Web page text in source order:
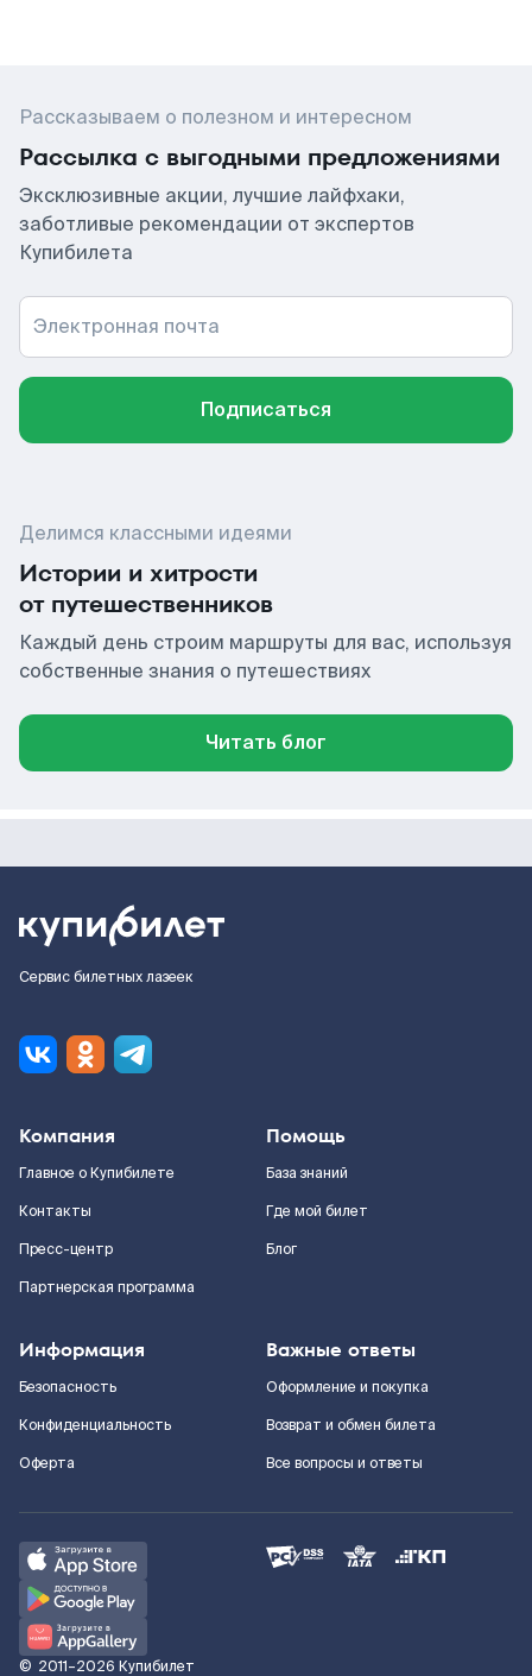
Рассказываем о полезном и интересном
Рассылка с выгодными предложениями
Эксклюзивные акции, лучшие лайфхаки,
заботливые рекомендации от экспертов
Купибилета
Электронная почта
Подписаться
Делимся классными идеями
Истории и хитрости
от путешественников
Каждый день строим маршруты для вас, используя
собственные знания о путешествиях
Читать блог
Сервис билетных лазеек
Компания
Главное о Купибилете
Контакты
Пресс-центр
Партнерская программа
Помощь
База знаний
Где мой билет
Блог
Информация
Безопасность
Конфиденциальность
Оферта
Важные ответы
Оформление и покупка
Возврат и обмен билета
Все вопросы и ответы
© 2011–2026 Купибилет